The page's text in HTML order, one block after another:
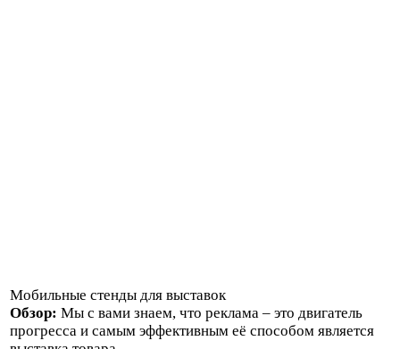
Мобильные стенды для выставок
Обзор: Мы с вами знаем, что реклама – это двигатель
прогресса и самым эффективным её способом является